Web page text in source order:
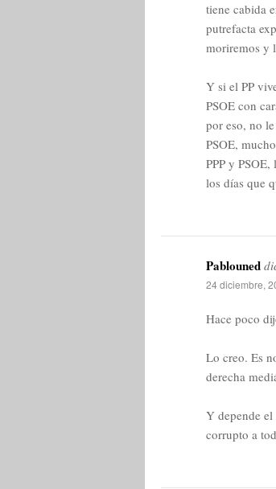
tiene cabida
putrefacta
moriremos y
Y si el PP
PSOE con
por eso, no
PSOE,
PPP y
los días que
Pablouned
24 diciembre,
Hace poco
Lo creo. Es
derecha
Y depende
corrupto a